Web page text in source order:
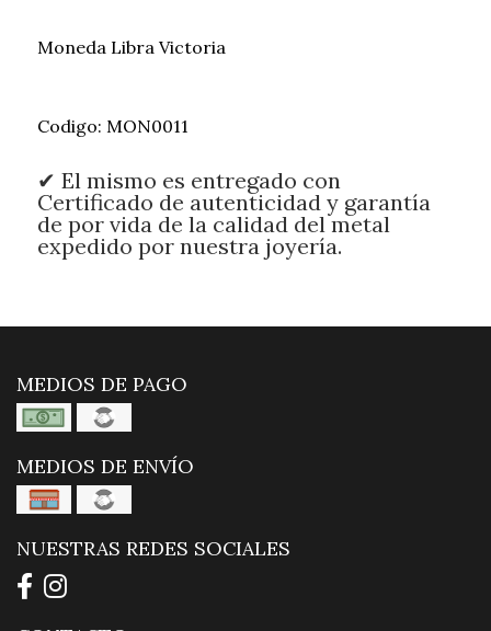
Moneda Libra Victoria
Codigo: MON0011
✔ El mismo es entregado con
Certificado de autenticidad y garantía
de por vida de la calidad del metal
expedido por nuestra joyería.
MEDIOS DE PAGO
MEDIOS DE ENVÍO
NUESTRAS REDES SOCIALES